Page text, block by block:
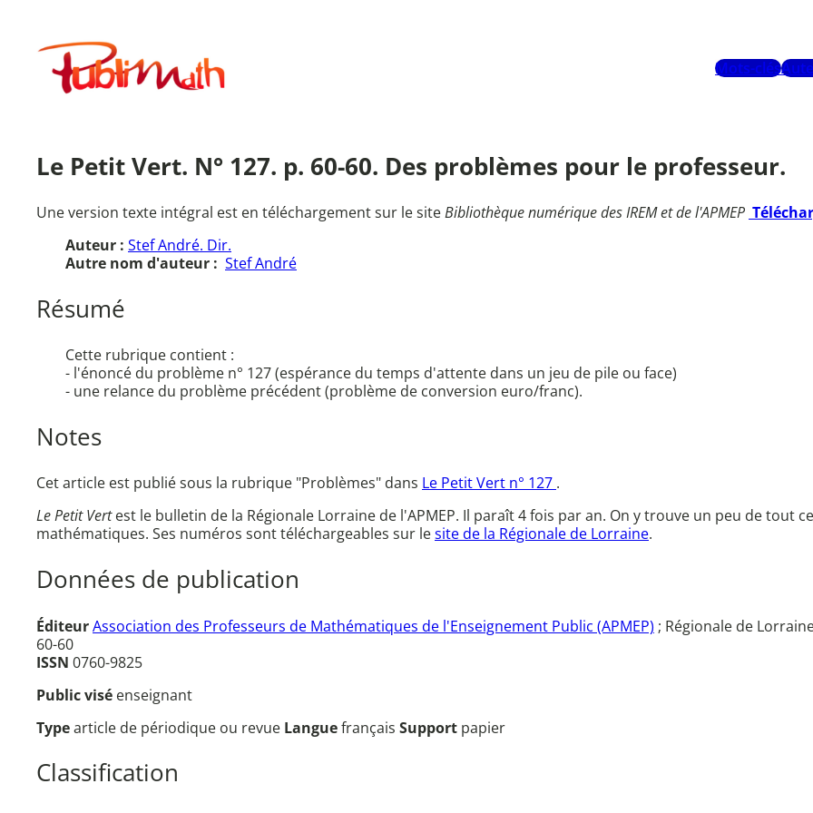
contenuPublimath
Mots-clés
Le Petit Vert. N° 127. p. 60-60. Des problèmes pour le professeur.
Une version texte intégral est en téléchargement sur le siteBibliothèque numérique des IREM et de l'APMEP
Auteur : Stef André. Dir.
Autre nom d'auteur : Stef André
Résumé
Cette rubrique contient :
- l'énoncé du problème n° 127 (espérance du temps d'attente dans un jeu de pile ou face)
- une relance du problème précédent (problème de conversion euro/franc).
Notes
Cet article est publié sous la rubrique "Problèmes" dans Le Petit Vert n° 127 .
Le Petit Vertest le bulletin de la Régionale Lorraine de l'APMEP. Il paraît 4 fois par an. On y trouve un peu de tout
mathématiques. Ses numéros sont téléchargeables sur lesite de la Régionale de Lorraine.
Données de publication
ÉditeurAssociation des Professeurs de Mathématiques de l'Enseignement Public (APMEP) ; Régionale de
60-60
ISSN 0760-9825
Public visé enseignant
Typearticle de périodique ou revue Languefrançais Support papier
Classification